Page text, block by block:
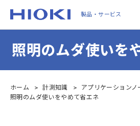
main
製品・サービス
照明のムダ使いを
ホーム 計測知識
アプリケーションノ
照明のムダ使いをやめて省エネ